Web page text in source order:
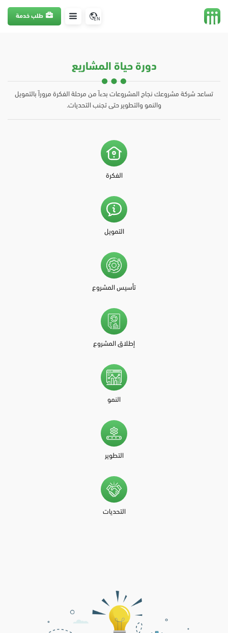
EN طلب خدمة
دورة حياة المشاريع
تساعد شركة مشروعك نجاح المشروعات بدءاً من مرحلة الفكرة مروراً بالتمويل
والنمو والتطوير حتى تجنب التحديات.
الفكرة
التمويل
تأسيس المشروع
إطلاق المشروع
النمو
التطوير
التحديات